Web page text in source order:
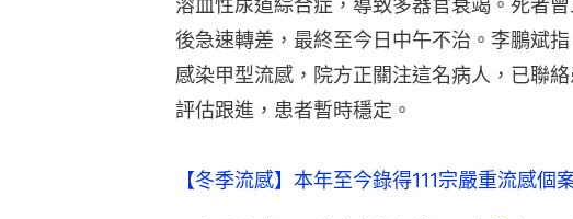
後急速轉差，最終至今日中午不治。李鵬斌
感染甲型流感，院方正關注這名病人，已聯
評估跟進，患者暫時穩定。
【冬季流感】本年至今錄得111宗嚴重流感